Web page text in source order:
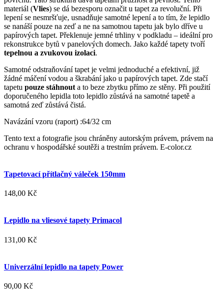
materiál (Vlies) se dá bezesporu označit u tapet za revoluční. Při
lepení se nesmršťuje, usnadňuje samotné lepení a to tím, že lepidlo
se nanáší pouze na zeď a ne na samotnou tapetu jak bylo dříve u
papírových tapet. Překlenuje jemné trhliny v podkladu – ideální pro
rekonstrukce bytů v panelových domech. Jako každé tapety tvoří
tepelnou a zvukovou izolaci.
Samotné odstraňování tapet je velmi jednoduché a efektivní, již
žádné máčení vodou a škrabání jako u papírových tapet. Zde stačí
tapetu pouze stáhnout a to beze zbytku přímo ze stěny. Při použití
doporučeného lepidla toto lepidlo zůstává na samotné tapetě a
samotná zeď zůstává čistá.
Navázání vzoru (raport) :64/32 cm
Tento text a fotografie jsou chráněny autorským právem, právem na
ochranu v hospodářské soutěži a trestním právem. E-color.cz
Tapetovací přítlačný váleček 150mm
148,00 Kč
Lepidlo na vliesové tapety Primacol
131,00 Kč
Univerzální lepidlo na tapety Power
90,00 Kč